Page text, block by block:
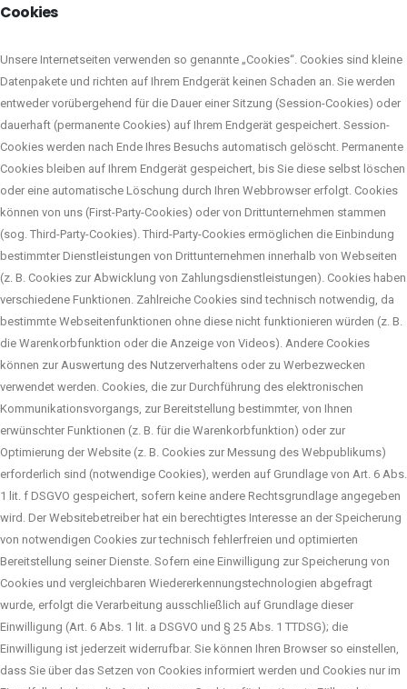
Cookies
Unsere Internetseiten verwenden so genannte „Cookies“. Cookies sind kleine
Datenpakete und richten auf Ihrem Endgerät keinen Schaden an. Sie werden
entweder vorübergehend für die Dauer einer Sitzung (Session-Cookies) oder
dauerhaft (permanente Cookies) auf Ihrem Endgerät gespeichert. Session-
Cookies werden nach Ende Ihres Besuchs automatisch gelöscht. Permanente
Cookies bleiben auf Ihrem Endgerät gespeichert, bis Sie diese selbst löschen
oder eine automatische Löschung durch Ihren Webbrowser erfolgt. Cookies
können von uns (First-Party-Cookies) oder von Drittunternehmen stammen
(sog. Third-Party-Cookies). Third-Party-Cookies ermöglichen die Einbindung
bestimmter Dienstleistungen von Drittunternehmen innerhalb von Webseiten
(z. B. Cookies zur Abwicklung von Zahlungsdienstleistungen). Cookies haben
verschiedene Funktionen. Zahlreiche Cookies sind technisch notwendig, da
bestimmte Webseitenfunktionen ohne diese nicht funktionieren würden (z. B.
die Warenkorbfunktion oder die Anzeige von Videos). Andere Cookies
können zur Auswertung des Nutzerverhaltens oder zu Werbezwecken
verwendet werden. Cookies, die zur Durchführung des elektronischen
Kommunikationsvorgangs, zur Bereitstellung bestimmter, von Ihnen
erwünschter Funktionen (z. B. für die Warenkorbfunktion) oder zur
Optimierung der Website (z. B. Cookies zur Messung des Webpublikums)
erforderlich sind (notwendige Cookies), werden auf Grundlage von Art. 6 Abs.
1 lit. f DSGVO gespeichert, sofern keine andere Rechtsgrundlage angegeben
wird. Der Websitebetreiber hat ein berechtigtes Interesse an der Speicherung
von notwendigen Cookies zur technisch fehlerfreien und optimierten
Bereitstellung seiner Dienste. Sofern eine Einwilligung zur Speicherung von
Cookies und vergleichbaren Wiedererkennungstechnologien abgefragt
wurde, erfolgt die Verarbeitung ausschließlich auf Grundlage dieser
Einwilligung (Art. 6 Abs. 1 lit. a DSGVO und § 25 Abs. 1 TTDSG); die
Einwilligung ist jederzeit widerrufbar. Sie können Ihren Browser so einstellen,
dass Sie über das Setzen von Cookies informiert werden und Cookies nur im